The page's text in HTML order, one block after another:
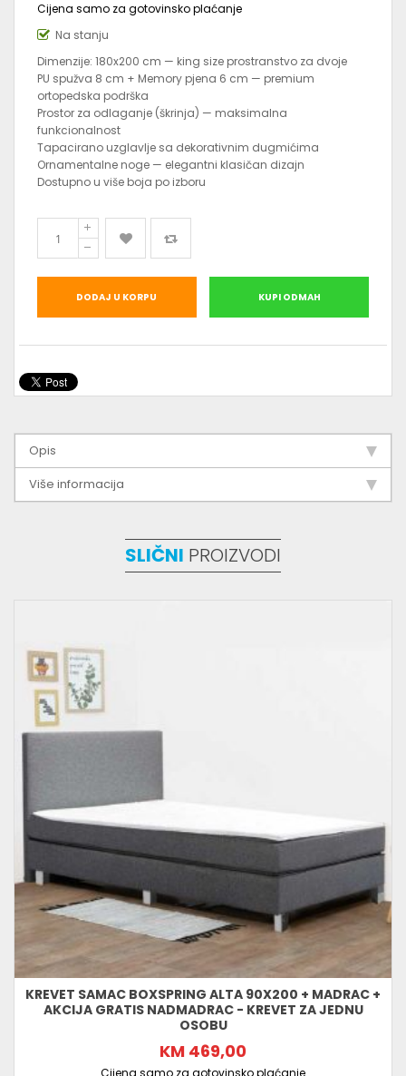
Cijena samo za gotovinsko plaćanje
Na stanju
Dimenzije: 180x200 cm — king size prostranstvo za dvoje
PU spužva 8 cm + Memory pjena 6 cm — premium
ortopedska podrška
Prostor za odlaganje (škrinja) — maksimalna
funkcionalnost
Tapacirano uzglavlje sa dekorativnim dugmićima
Ornamentalne noge — elegantni klasičan dizajn
Dostupno u više boja po izboru
DODAJ U KORPU KUPI ODMAH
Opis
Više informacija
SLIČNI PROIZVODI
KREVET SAMAC BOXSPRING ALTA 90X200 + MADRAC +
AKCIJA GRATIS NADMADRAC - KREVET ZA JEDNU
OSOBU
KM 469,00